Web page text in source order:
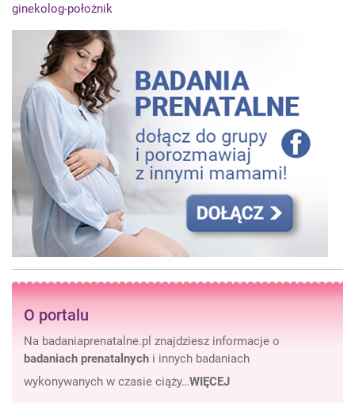
ginekolog-położnik
O portalu
Na badaniaprenatalne.pl znajdziesz informacje o
badaniach prenatalnych i innych badaniach
wykonywanych w czasie ciąży…WIĘCEJ